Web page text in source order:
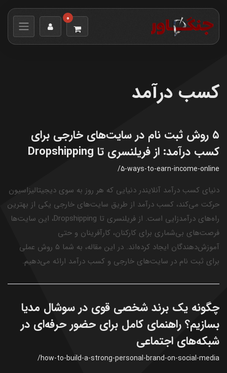
0
کسب درآمد
۵ روش ثبت نام در سایت‌های خارجی برای
کسب درآمد: از فریلنسری تا Dropshipping
/5-ways-to-earn-income-online
دنیای کسب درآمد آنلایندر دنیایی که هر روز به سوی دیجیتالیزاسیون
حرکت می‌کند، کسب درآمد از طریق سایت‌های خارجی یکی از بهترین
راه‌های درآمدزایی است. از فریلنسری تا Dropshipping، این سایت‌ها
فرصت‌های بی‌شماری برای کارکنان، کارآفرینان و حتی
آموزش‌دهندگان ایجاد کرده‌اند. در این مقاله، به شما ۵ روش عملی
برای ثبت نام در سایت‌های خارجی و کسب درآمد ارائه می‌دهیم.
چگونه یک برند شخصی قوی در سوشال مدیا
بسازیم؟ راهنمای کامل برای حضور حرفه‌ای در
شبکه‌های اجتماعی
/how-to-build-a-strong-personal-brand-on-social-media